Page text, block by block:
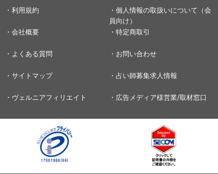
・利用規約
・個人情報の取扱いについて（会
員向け）
・会社概要
・特定商取引
・よくある質問 ・お問い合わせ
・サイトマップ ・占い師募集求人情報
・ヴェルニアフィリエイト ・広告メディア様営業/取材窓口